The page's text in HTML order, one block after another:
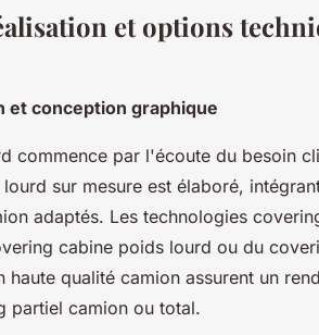
et options
et conception graphique
commence par l'écoute du besoin
sur mesure est élaboré,
adaptés. Les technologies
cabine poids lourd ou du
haute qualité camion assurent un
partiel camion ou total.